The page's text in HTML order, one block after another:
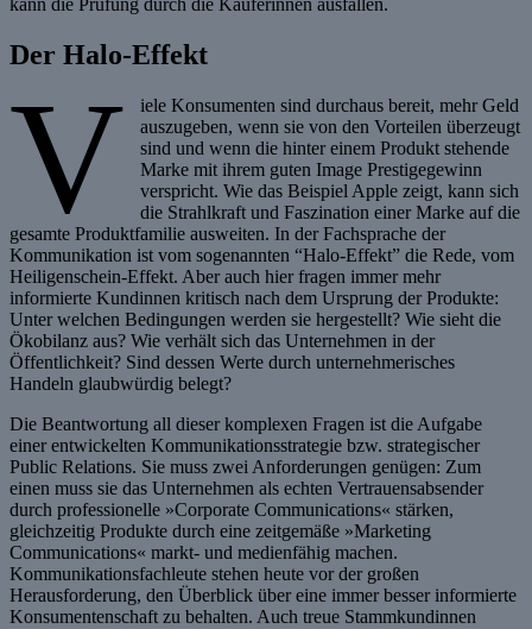
kann die Prüfung durch die Käuferinnen ausfallen.
Der Halo-Effekt
V
iele Konsumenten sind durchaus bereit, mehr Geld
auszugeben, wenn sie von den Vorteilen überzeugt
sind und wenn die hinter einem Produkt stehende
Marke mit ihrem guten Image Prestigegewinn
verspricht. Wie das Beispiel Apple zeigt, kann sich
die Strahlkraft und Faszination einer Marke auf die
gesamte Produktfamilie ausweiten. In der Fachsprache der
Kommunikation ist vom sogenannten “Halo-Effekt” die Rede, vom
Heiligenschein-Effekt. Aber auch hier fragen immer mehr
informierte Kundinnen kritisch nach dem Ursprung der Produkte:
Unter welchen Bedingungen werden sie hergestellt? Wie sieht die
Ökobilanz aus? Wie verhält sich das Unternehmen in der
Öffentlichkeit? Sind dessen Werte durch unternehmerisches
Handeln glaubwürdig belegt?
Die Beantwortung all dieser komplexen Fragen ist die Aufgabe
einer entwickelten Kommunikationsstrategie bzw. strategischer
Public Relations. Sie muss zwei Anforderungen genügen: Zum
einen muss sie das Unternehmen als echten Vertrauensabsender
durch professionelle »Corporate Communications« stärken,
gleichzeitig Produkte durch eine zeitgemäße »Marketing
Communications« markt- und medienfähig machen.
Kommunikationsfachleute stehen heute vor der großen
Herausforderung, den Überblick über eine immer besser informierte
Konsumentenschaft zu behalten. Auch treue Stammkundinnen